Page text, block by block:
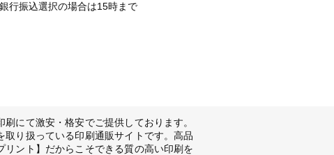
行振込選択の場合は15時まで
にて激安・格安でご提供しております。
り扱っている印刷通販サイトです。高品
ント】だからこそできる質の高い印刷を